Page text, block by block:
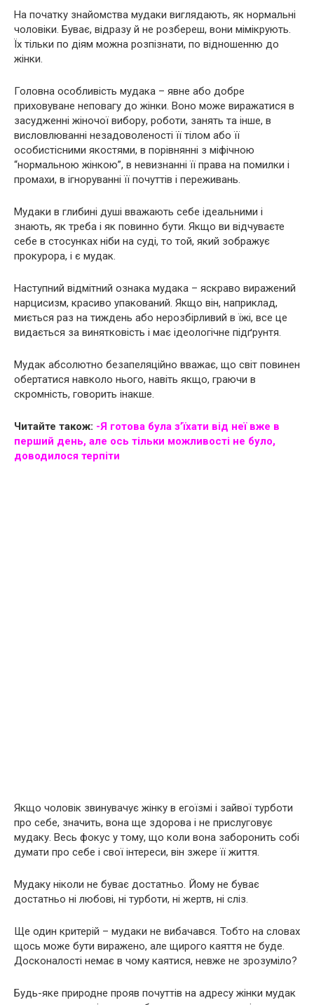
На початку знайомства мудаки виглядають, як нормальні
чоловіки. Буває, відразу й не розбереш, вони мімікрують.
Їх тільки по діям можна розпізнати, по відношенню до
жінки.
Головна особливість мудака – явне або добре
приховуване неповагу до жінки. Воно може виражатися в
засудженні жіночої вибору, роботи, занять та інше, в
висловлюванні незадоволеності її тілом або її
особистісними якостями, в порівнянні з міфічною
“нормальною жінкою”, в невизнанні її права на помилки і
промахи, в ігноруванні її почуттів і переживань.
Мудаки в глибині душі вважають себе ідеальними і
знають, як треба і як повинно бути. Якщо ви відчуваєте
себе в стосунках ніби на суді, то той, який зображує
прокурора, і є мудак.
Наступний відмітний ознака мудака – яскраво виражений
нарцисизм, красиво упакований. Якщо він, наприклад,
миється раз на тиждень або нерозбірливий в їжі, все це
видається за винятковість і має ідеологічне підґрунтя.
Мудак абсолютно безапеляційно вважає, що світ повинен
обертатися навколо нього, навіть якщо, граючи в
скромність, говорить інакше.
Читайте також: -Я готова була з’їхати від неї вже в
перший день, але ось тільки можливості не було,
доводилося терпіти
Якщо чоловік звинувачує жінку в егоїзмі і зайвої турботи
про себе, значить, вона ще здорова і не прислуговує
мудаку. Весь фокус у тому, що коли вона заборонить собі
думати про себе і свої інтереси, він зжере її життя.
Мудаку ніколи не буває достатньо. Йому не буває
достатньо ні любові, ні турботи, ні жертв, ні сліз.
Ще один критерій – мудаки не вибачався. Тобто на словах
щось може бути виражено, але щирого каяття не буде.
Досконалості немає в чому каятися, невже не зрозуміло?
Будь-яке природне прояв почуттів на адресу жінки мудак